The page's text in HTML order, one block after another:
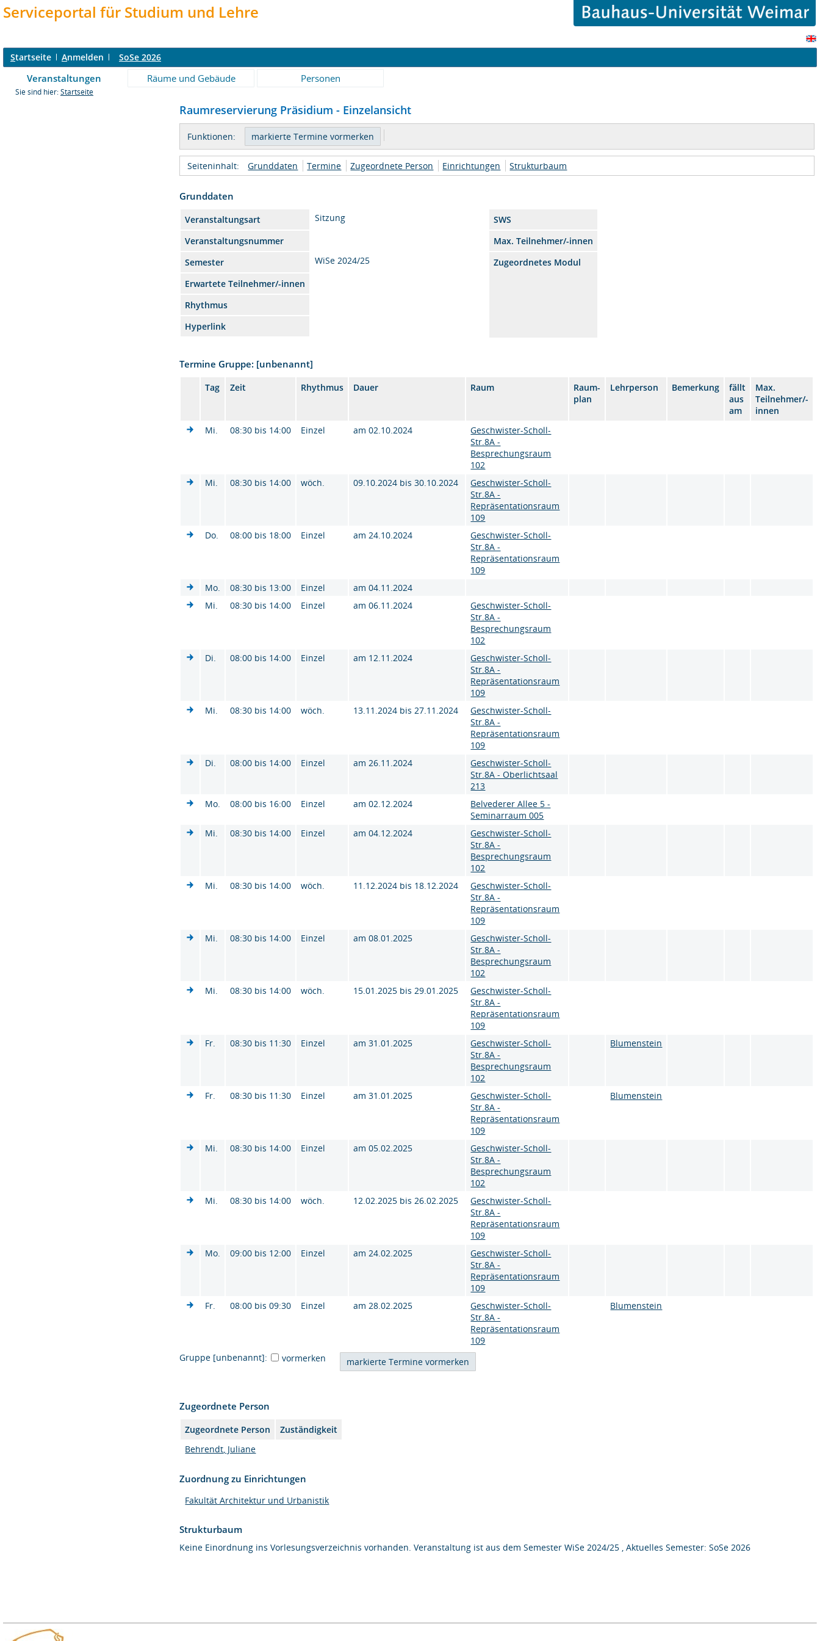
Serviceportal für Studium und Lehre
Startseite Anmelden SoSe 2026
Veranstaltungen Räume und Gebäude Personen
Sie sind hier: Startseite
Raumreservierung Präsidium - Einzelansicht
Funktionen:
Seiteninhalt: Grunddaten Termine Zugeordnete Person Einrichtungen Strukturbaum
Grunddaten
Veranstaltungsart Sitzung
SWS
Veranstaltungsnummer
Max. Teilnehmer/-innen
Semester
WiSe 2024/25
Zugeordnetes Modul
Erwartete Teilnehmer/-innen
Rhythmus
Hyperlink
Termine Gruppe: [unbenannt]
Tag Zeit Rhythmus Dauer Raum
Raum-
plan
Lehrperson Bemerkung
fällt
aus
am
Max.
Teilnehmer/-
innen
Mi.
08:30 bis 14:00 Einzel am 02.10.2024
Geschwister-Scholl-
Str.8A -
Besprechungsraum
102
Mi.
08:30 bis 14:00 wöch. 09.10.2024 bis 30.10.2024
Geschwister-Scholl-
Str.8A -
Repräsentationsraum
109
Do.
08:00 bis 18:00 Einzel am 24.10.2024
Geschwister-Scholl-
Str.8A -
Repräsentationsraum
109
Mo.
08:30 bis 13:00 Einzel
am 04.11.2024
Mi.
08:30 bis 14:00 Einzel am 06.11.2024
Geschwister-Scholl-
Str.8A -
Besprechungsraum
102
Di.
08:00 bis 14:00 Einzel am 12.11.2024
Geschwister-Scholl-
Str.8A -
Repräsentationsraum
109
Mi.
08:30 bis 14:00 wöch. 13.11.2024 bis 27.11.2024
Geschwister-Scholl-
Str.8A -
Repräsentationsraum
109
Di.
08:00 bis 14:00 Einzel am 26.11.2024
Geschwister-Scholl-
Str.8A - Oberlichtsaal
213
Mo.
08:00 bis 16:00 Einzel am 02.12.2024
Belvederer Allee 5 -
Seminarraum 005
Mi.
08:30 bis 14:00 Einzel am 04.12.2024
Geschwister-Scholl-
Str.8A -
Besprechungsraum
102
Mi.
08:30 bis 14:00 wöch. 11.12.2024 bis 18.12.2024
Geschwister-Scholl-
Str.8A -
Repräsentationsraum
109
Mi.
08:30 bis 14:00 Einzel am 08.01.2025
Geschwister-Scholl-
Str.8A -
Besprechungsraum
102
Mi.
08:30 bis 14:00 wöch. 15.01.2025 bis 29.01.2025
Geschwister-Scholl-
Str.8A -
Repräsentationsraum
109
Fr.
08:30 bis 11:30 Einzel am 31.01.2025
Geschwister-Scholl-
Str.8A -
Besprechungsraum
102
Blumenstein
Fr. 08:30 bis 11:30 Einzel am 31.01.2025
Geschwister-Scholl-
Str.8A -
Repräsentationsraum
109
Blumenstein
Mi. 08:30 bis 14:00 Einzel am 05.02.2025
Geschwister-Scholl-
Str.8A -
Besprechungsraum
102
Mi.
08:30 bis 14:00 wöch. 12.02.2025 bis 26.02.2025
Geschwister-Scholl-
Str.8A -
Repräsentationsraum
109
Mo.
09:00 bis 12:00 Einzel am 24.02.2025
Geschwister-Scholl-
Str.8A -
Repräsentationsraum
109
Fr.
08:00 bis 09:30 Einzel am 28.02.2025
Geschwister-Scholl-
Str.8A -
Repräsentationsraum
109
Blumenstein
Gruppe [unbenannt]: vormerken
Zugeordnete Person
Zugeordnete Person
Zuständigkeit
Behrendt, Juliane
Zuordnung zu Einrichtungen
Fakultät Architektur und Urbanistik
Strukturbaum
Keine Einordnung ins Vorlesungsverzeichnis vorhanden. Veranstaltung ist aus dem Semester WiSe 2024/25 , Aktuelles Semester: SoSe 2026